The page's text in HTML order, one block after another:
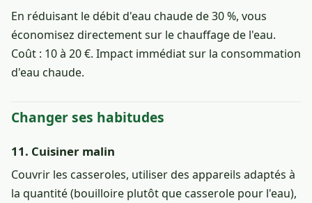
En réduisant le débit d'eau chaude de 30 %, vous
économisez directement sur le chauffage de l'eau.
Coût : 10 à 20 €. Impact immédiat sur la consommation
d'eau chaude.
Changer ses habitudes
11. Cuisiner malin
Couvrir les casseroles, utiliser des appareils adaptés à
la quantité (bouilloire plutôt que casserole pour l'eau),